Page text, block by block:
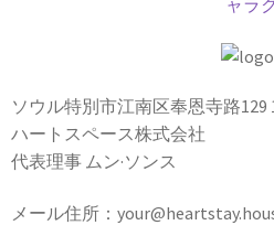
ソウル特別市江南区奉恩寺路129
ハートスペース株式会社
代表理事 ムン·ソンス
メール住所：